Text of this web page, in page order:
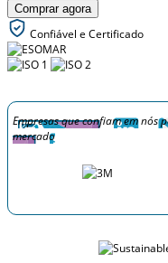
Comprar agora
Confiável e Certificado
Empresas que confiam em nós
mercado